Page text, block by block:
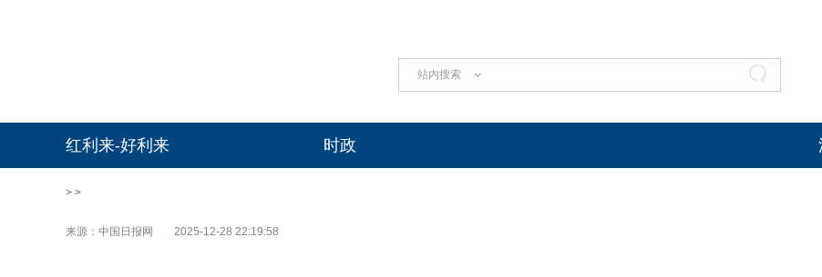
站内搜索
红利来-好利来 时政
> >
来源：中国日报网 2025-12-28 22:19:58